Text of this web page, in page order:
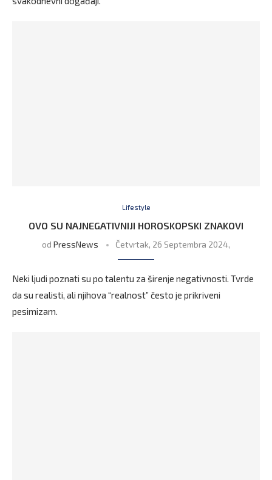
Lifestyle
OVO SU NAJNEGATIVNIJI HOROSKOPSKI ZNAKOVI
od PressNews Četvrtak, 26 Septembra 2024,
Neki ljudi poznati su po talentu za širenje negativnosti. Tvrde
da su realisti, ali njihova “realnost” često je prikriveni
pesimizam.